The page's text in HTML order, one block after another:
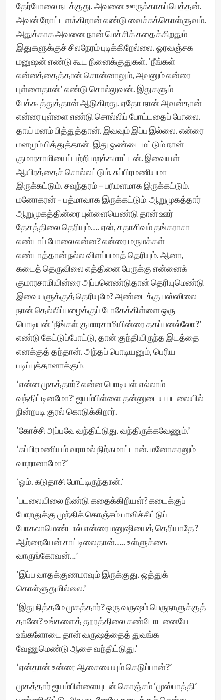
தேர்போலை நடக்குது. அவனை ஊருக்காகப்பெத்தன்.
அவன் றோட்டளக்கிறான் எண்டு வைச்சுக்கொள்ளுவம்.
அதுக்காக அவனை நான் மெச்சிக் கதைக்கிறதும்
இதுகளுக்குச் சிலநேரம் புடிக்கிறேல்லை. ஓரவஞ்சக
மனுஷன் எண்டு கூட நினைக்குதுகள். ‘நீங்கள்
என்னத்தைத்தான் சொன்னாலும், அவனும் என்ரை
புள்ளைதான்’ எண்டு சொல்லுவன். இதுகளும்
பேக்கூத்துத்தான் ஆடுகிறது. ஏதோ நான் அவன்தான்
என்ரை புள்ளை எண்டு சொல்லிப் போட்டதைப் போலை.
தாய் மனம் பித்துத்தான். இவவும் இப்ப இல்லை. என்ரை
மனமும் பித்துத்தான். இது ஒண்டை மட்டும் நான்
குமாரசாமியைப் பற்றி மறக்கமாட்டன். இவையள்
ஆயிரத்தைச் சொல்லட்டும். சுப்பிரமணியமா
இருக்கட்டும். சவுந்தரம் – பரிமளமாக இருக்கட்டும்.
மனோகரன் – பத்மாவாக இருக்கட்டும். ஆறுமுகத்தார்
ஆறுமுகத்தின்ரை புள்ளையெண்டு தான் ஊர்
தேசத்திலை தெரியும்…. ஏன், சதாசிவம் தங்கராசா
எண்டாப் போலை என்ன? என்ரை மருமக்கள்
எண்டாத்தான் நல்ல விளப்பமாத் தெரியும். ஆனா,
கடைத் தெருவிலை எத்தினை பேருக்கு என்னைக்
குமாரசாமியின்ரை அப்பனெண்டுதான் தெரியுமெண்டு
இவையளுக்குத் தெரியுமே? அண்டைக்கு பஸ்ஸிலை
நான் தெல்லிப்பழைக்குப் போகேக்கிள்ளை ஒரு
பொடியன் ‘நீங்கள் குமாரசாமியின்ரை தகப்பனல்லோ?’
எண்டு கேட்டுப்போட்டு, தான் குந்தியிருந்த இடத்தை
எனக்குத் தந்தான். அந்தப் பொடியனும், பெரிய
படிப்புத்தானாக்கும்.
‘என்ன முகத்தார்? என்ன பொடியள் எல்லாம்
வந்திட்டினமோ?’ ஐயம்பிள்ளை தன்னுடைய படலையில்
நின்றபடி குரல் கொடுக்கிறார்.
‘கோச்சி அப்பவே வந்திட்டுது. வந்திருக்கவேணும்.’
‘சுப்பிரமணியம் வராமல் நிற்கமாட்டான். மனோகரனும்
வாறானாமோ?’
‘ஓம். கடுதாசி போட்டிருந்தான்.’
‘படலையிலை நிண்டு கதைக்கிறியள்? கடைக்குப்
போறதுக்கு முந்திக் கொஞ்சம் பாவிச்சிட்டுப்
போகலாமெண்டால் என்ரை மனுஷியைத் தெரியாதே?
ஆற்றையேன் சாட்டிலைதான்….. உள்ளுக்கை
வாருங்கோவன்…’
‘இப்ப வாதக்குணமாவும் இருக்குது. ஒத்துக்
கொள்ளுதுமில்லை.’
‘இது நித்தமே முகத்தார்? ஒரு வருஷம் பெருநாளுக்குத்
தானே? உங்களைத் தூரத்திலை கண்டோடனையே
உங்களோடை தான் வருஷத்தைத் துவங்க
வேணுமெண்டு ஆசை வந்திட்டுது.’
‘ஏன்தான் உன்ரை ஆசையையும் கெடுப்பான்?’
முகத்தார் ஐயம்பிள்ளையுடன் கொஞ்சம் ‘முஸ்பாத்தி’